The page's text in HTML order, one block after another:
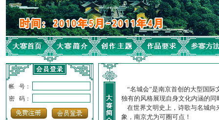
帐 号：
密 码：
“名城会”是南京首创的大型国际
独有的风格展现自身文化内涵的
在世界文明史上，诗歌与名城向
象，南京尤为可圈可点！